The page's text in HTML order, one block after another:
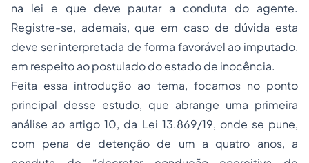
na lei e que deve pautar a conduta do agente.
Registre-se, ademais, que em caso de dúvida esta
deve ser interpretada de forma favorável ao imputado,
em respeito ao postulado do estado de inocência.
Feita essa introdução ao tema, focamos no ponto
principal desse estudo, que abrange uma primeira
análise ao artigo 10, da Lei 13.869/19, onde se pune,
com pena de detenção de um a quatro anos, a